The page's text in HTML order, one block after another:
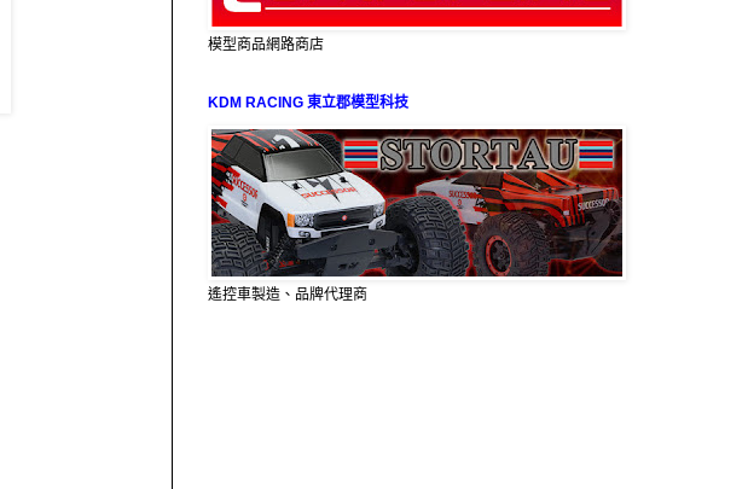
模型商品網路商店
KDM RACING 東立郡模型科技
遙控車製造、品牌代理商